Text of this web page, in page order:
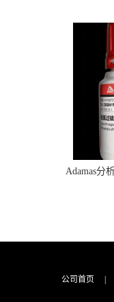
Adamas分
公司首页 |